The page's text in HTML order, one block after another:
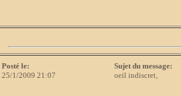
Posté le:
25/1/2009 21:07
Sujet du message:
oeil indiscret,